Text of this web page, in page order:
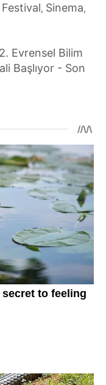
Festival, Sinema,
2. Evrensel Bilim
Başlıyor - Son